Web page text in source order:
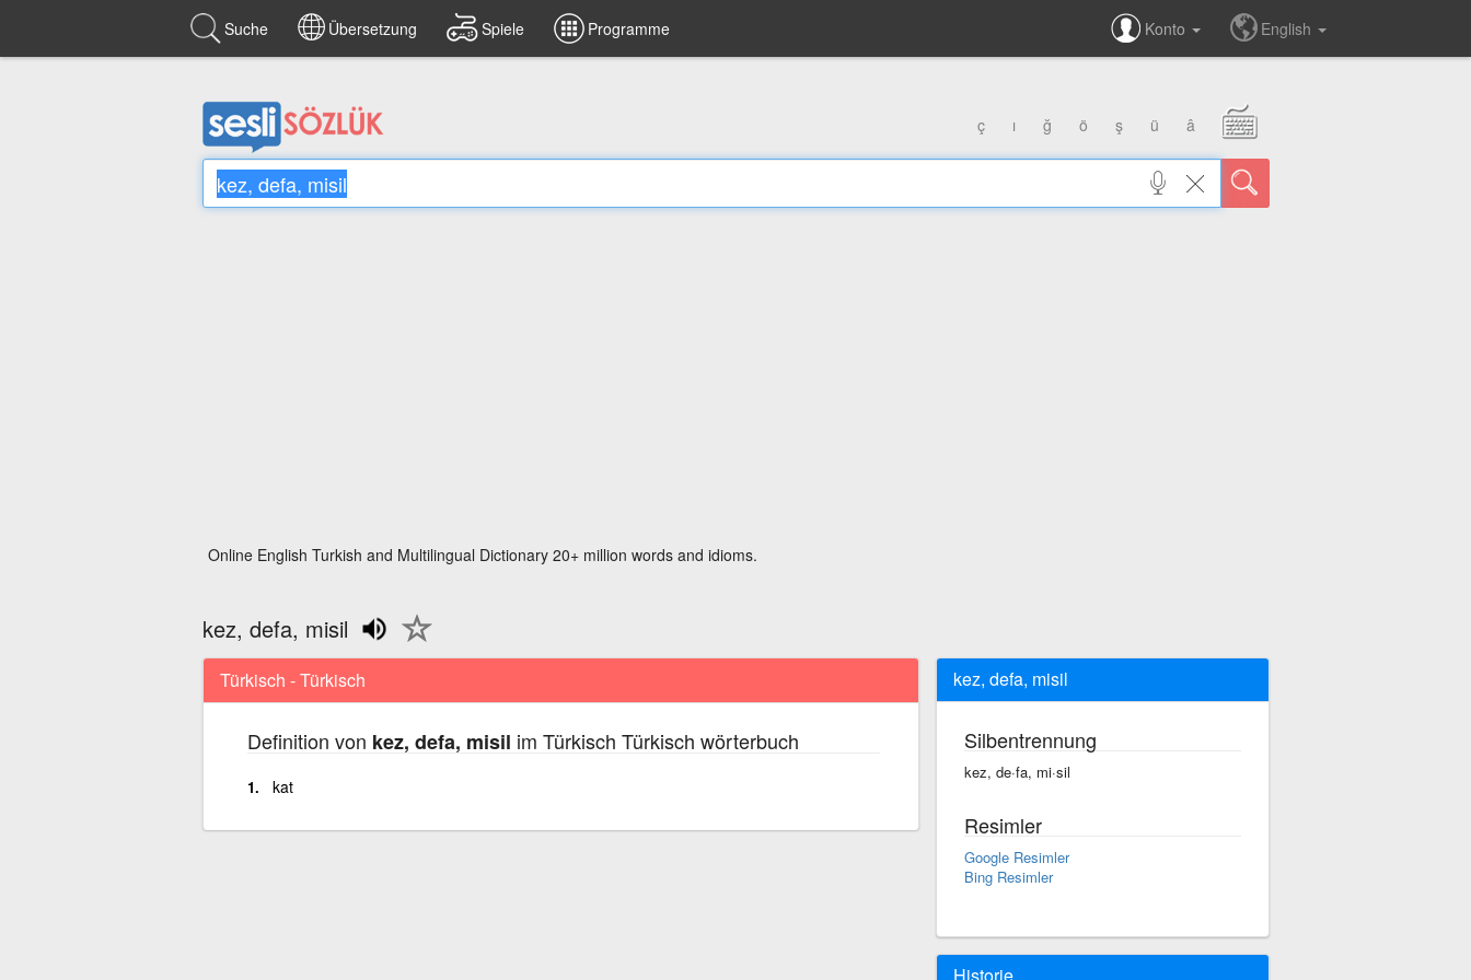
Suche Übersetzung Spiele Programme Konto English
ç ı ğ ö ş ü â
Online English Turkish and Multilingual Dictionary 20+ million words and idioms.
kez, defa, misil
Türkisch - Türkisch
Definition von kez, defa, misil im Türkisch Türkisch wörterbuch
kat
kez, defa, misil
Silbentrennung
kez, de·fa, mi·sil
Resimler
Google Resimler
Bing Resimler
Historie